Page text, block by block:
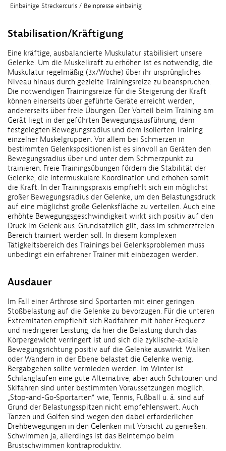
Einbeinige Streckercurls / Beinpresse einbeinig
Stabilisation/Kräftigung
Eine kräftige, ausbalancierte Muskulatur stabilisiert unsere
Gelenke. Um die Muskelkraft zu erhöhen ist es notwendig, die
Muskulatur regelmäßig (3x/Woche) über ihr ursprüngliches
Niveau hinaus durch gezielte Trainingsreize zu beanspruchen.
Die notwendigen Trainingsreize für die Steigerung der Kraft
können einerseits über geführte Geräte erreicht werden,
andererseits über freie Übungen. Der Vorteil beim Training am
Gerät liegt in der geführten Bewegungsausführung, dem
festgelegten Bewegungsradius und dem isolierten Training
einzelner Muskelgruppen. Vor allem bei Schmerzen in
bestimmten Gelenkspositionen ist es sinnvoll an Geräten den
Bewegungsradius über und unter dem Schmerzpunkt zu
trainieren. Freie Trainingsübungen fördern die Stabilität der
Gelenke, die intermuskuläre Koordination und erhöhen somit
die Kraft. In der Trainingspraxis empfiehlt sich ein möglichst
großer Bewegungsradius der Gelenke, um den Belastungsdruck
auf eine möglichst große Gelenksfläche zu verteilen. Auch eine
erhöhte Bewegungsgeschwindigkeit wirkt sich positiv auf den
Druck im Gelenk aus. Grundsätzlich gilt, dass im schmerzfreien
Bereich trainiert werden soll. In diesem komplexen
Tätigkeitsbereich des Trainings bei Gelenksproblemen muss
unbedingt ein erfahrener Trainer mit einbezogen werden.
Ausdauer
Im Fall einer Arthrose sind Sportarten mit einer geringen
Stoßbelastung auf die Gelenke zu bevorzugen. Für die unteren
Extremitäten empfiehlt sich Radfahren mit hoher Frequenz
und niedrigerer Leistung, da hier die Belastung durch das
Körpergewicht verringert ist und sich die zyklische-axiale
Bewegungsrichtung positiv auf die Gelenke auswirkt. Walken
oder Wandern in der Ebene belastet die Gelenke wenig.
Bergabgehen sollte vermieden werden. Im Winter ist
Schilanglaufen eine gute Alternative, aber auch Schitouren und
Skifahren sind unter bestimmten Voraussetzungen möglich.
„Stop-and-Go-Sportarten“ wie, Tennis, Fußball u. ä. sind auf
Grund der Belastungsspitzen nicht empfehlenswert. Auch
Tanzen und Golfen sind wegen den dabei erforderlichen
Drehbewegungen in den Gelenken mit Vorsicht zu genießen.
Schwimmen ja, allerdings ist das Beintempo beim
Brustschwimmen kontraproduktiv.